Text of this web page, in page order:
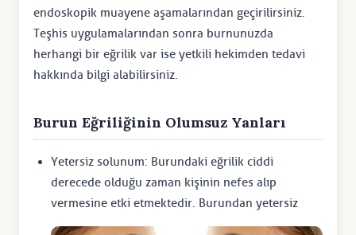
endoskopik muayene aşamalarından geçirilirsiniz.
Teşhis uygulamalarından sonra burnunuzda
herhangi bir eğrilik var ise yetkili hekimden tedavi
hakkında bilgi alabilirsiniz.
Burun Eğriliğinin Olumsuz Yanları
Yetersiz solunum: Burundaki eğrilik ciddi
derecede olduğu zaman kişinin nefes alıp
vermesine etki etmektedir. Burundan yetersiz